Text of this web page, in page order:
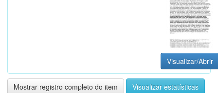
Visualizar/Abrir
Mostrar registro completo do item Visualizar estatísticas